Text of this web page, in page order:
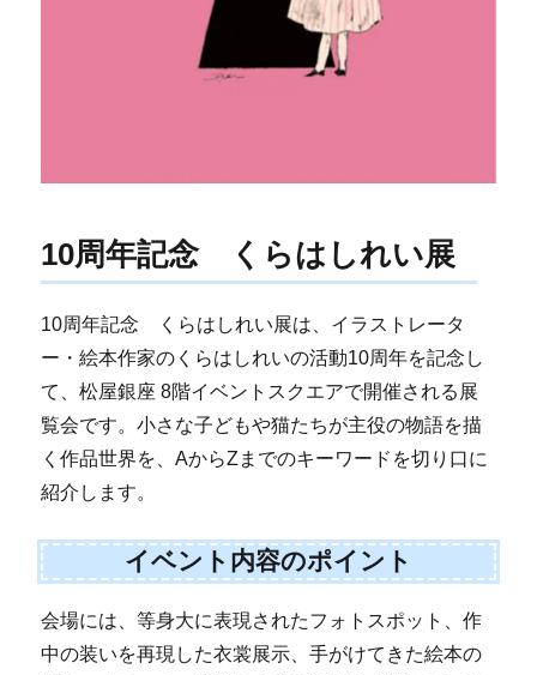
10周年記念 くらはしれい展
10周年記念 くらはしれい展は、イラストレータ
ー・絵本作家のくらはしれいの活動10周年を記念し
て、松屋銀座 8階イベントスクエアで開催される展
覧会です。小さな子どもや猫たちが主役の物語を描
く作品世界を、AからZまでのキーワードを切り口に
紹介します。
イベント内容のポイント
会場には、等身大に表現されたフォトスポット、作
中の装いを再現した衣裳展示、手がけてきた絵本の